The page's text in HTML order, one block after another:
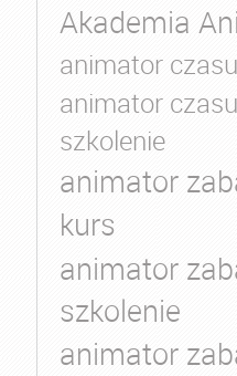
Akademia
animator
animator
szkolenie
animator
kurs
animator
szkolenie
animator